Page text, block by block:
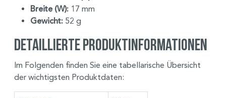
Breite (W): 17 mm
Gewicht: 52 g
Detaillierte Produktinformationen
Im Folgenden finden Sie eine tabellarische Übersicht
der wichtigsten Produktdaten: